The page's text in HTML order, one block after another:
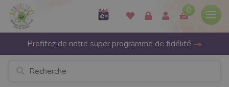
0
Profitez de notre super programme de fidélité